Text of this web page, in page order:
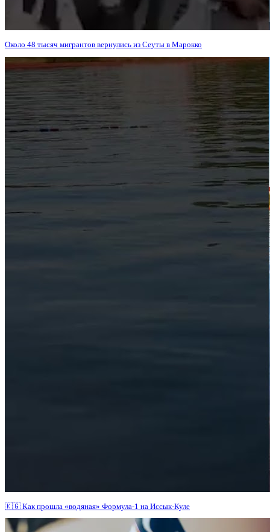
Около 48 тысяч мигрантов вернулись из Сеуты в Марокко
🇰🇬 Как прошла «водяная» Формула-1 на Иссык-Куле